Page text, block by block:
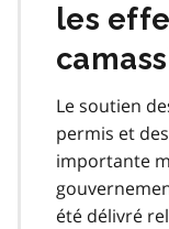
les
Le soutien
permis et
importante
été délivré